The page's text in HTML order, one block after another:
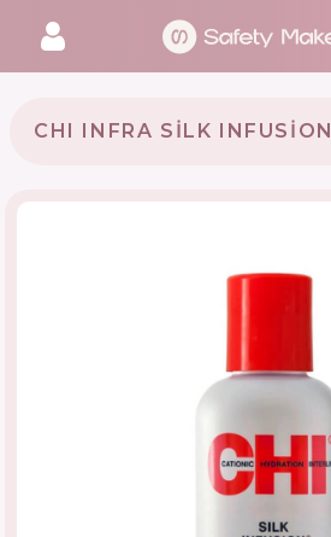
CHI INFRA SILK INFUSION